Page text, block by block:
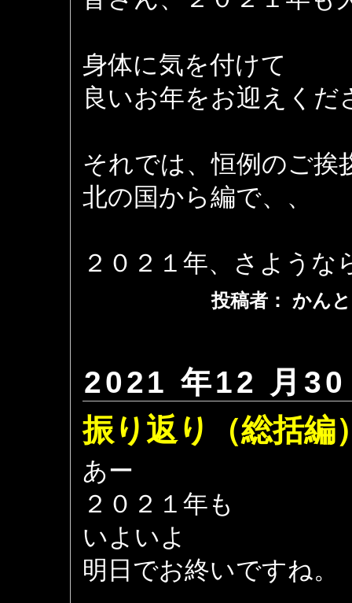
身体に気を付けて
良いお年をお迎えくだ
それでは、恒例のご挨
北の国から編で、、
２０２１年、さような
投稿者： かん
2021 年12 月
振り返り（総括編
あー
２０２１年も
いよいよ
明日でお終いですね。